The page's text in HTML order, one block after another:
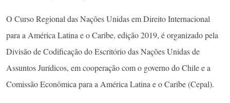
O Curso Regional das Nações Unidas em Direito Internacional
para a América Latina e o Caribe, edição 2019, é organizado pela
Divisão de Codificação do Escritório das Nações Unidas de
Assuntos Jurídicos, em cooperação com o governo do Chile e a
Comissão Econômica para a América Latina e o Caribe (Cepal).